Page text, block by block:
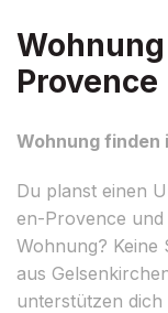
Provence
Wohnung
Du planst einen
en-Provence und
Wohnung?
aus
unterstützen